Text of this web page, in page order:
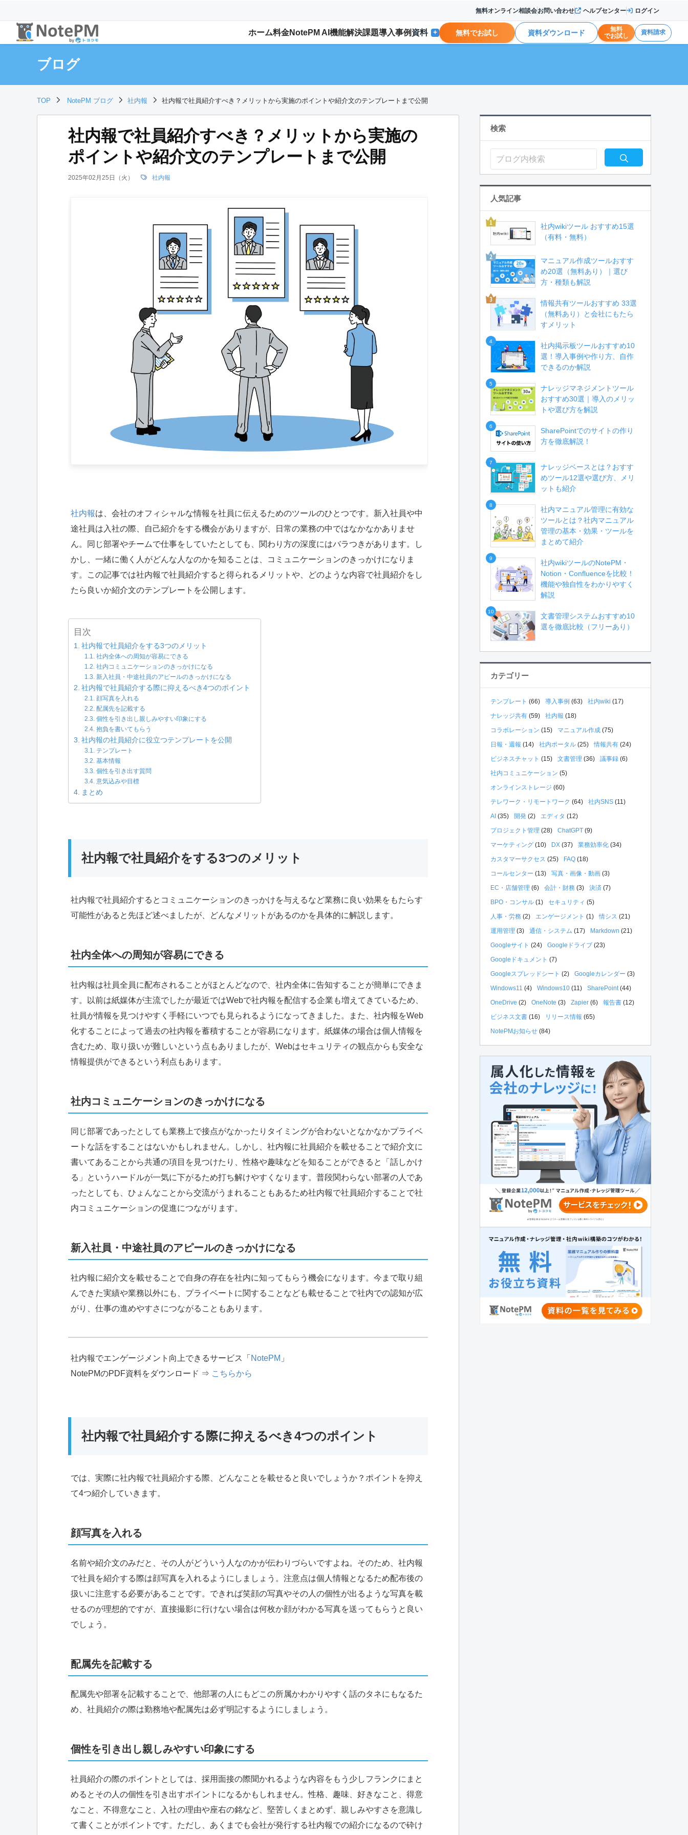
無料オンライン相談会お問い合わせ ヘルプセンター ログイン
ホーム料金NotePM AI 機能解決課題導入事例 資料 + 無料でお試し 資料ダウンロード
無料
でお試し
資料請求
ブログ
TOP NotePM ブログ 社内報 社内報で社員紹介すべき？メリットから実施のポイントや紹介文のテンプレートまで公開
社内報で社員紹介すべき？メリットから実施の
ポイントや紹介文のテンプレートまで公開
2025年02月25日（火） 社内報
社内報は、会社のオフィシャルな情報を社員に伝えるためのツールのひとつです。新入社員や中
途社員は入社の際、自己紹介をする機会がありますが、日常の業務の中ではなかなかありませ
ん。同じ部署やチームで仕事をしていたとしても、関わり方の深度にはバラつきがあります。し
かし、一緒に働く人がどんな人なのかを知ることは、コミュニケーションのきっかけになりま
す。この記事では社内報で社員紹介すると得られるメリットや、どのような内容で社員紹介をし
たら良いか紹介文のテンプレートを公開します。
目次
社内報で社員紹介をする3つのメリット
社内全体への周知が容易にできる
社内コミュニケーションのきっかけになる
新入社員・中途社員のアピールのきっかけになる
社内報で社員紹介する際に抑えるべき4つのポイント
顔写真を入れる
配属先を記載する
個性を引き出し親しみやすい印象にする
抱負を書いてもらう
社内報の社員紹介に役立つテンプレートを公開
テンプレート
基本情報
個性を引き出す質問
意気込みや目標
まとめ
社内報で社員紹介をする3つのメリット
社内報で社員紹介するとコミュニケーションのきっかけを与えるなど業務に良い効果をもたらす
可能性があると先ほど述べましたが、どんなメリットがあるのかを具体的に解説します。
社内全体への周知が容易にできる
社内報は社員全員に配布されることがほとんどなので、社内全体に告知することが簡単にできま
す。以前は紙媒体が主流でしたが最近ではWebで社内報を配信する企業も増えてきているため、
社員が情報を見つけやすく手軽にいつでも見られるようになってきました。また、社内報をWeb
化することによって過去の社内報を蓄積することが容易になります。紙媒体の場合は個人情報を
含むため、取り扱いが難しいという点もありましたが、Webはセキュリティの観点からも安全な
情報提供ができるという利点もあります。
社内コミュニケーションのきっかけになる
同じ部署であったとしても業務上で接点がなかったりタイミングが合わないとなかなかプライベ
ートな話をすることはないかもしれません。しかし、社内報に社員紹介を載せることで紹介文に
書いてあることから共通の項目を見つけたり、性格や趣味などを知ることができると「話しかけ
る」というハードルが一気に下がるため打ち解けやすくなります。普段関わらない部署の人であ
ったとしても、ひょんなことから交流がうまれることもあるため社内報で社員紹介することで社
内コミュニケーションの促進につながります。
新入社員・中途社員のアピールのきっかけになる
社内報に紹介文を載せることで自身の存在を社内に知ってもらう機会になります。今まで取り組
んできた実績や業務以外にも、プライベートに関することなども載せることで社内での認知が広
がり、仕事の進めやすさにつながることもあります。
社内報でエンゲージメント向上できるサービス「 NotePM 」
NotePMのPDF資料をダウンロード ⇒ こちらから
社内報で社員紹介する際に抑えるべき4つのポイント
では、実際に社内報で社員紹介する際、どんなことを載せると良いでしょうか？ポイントを抑え
て4つ紹介していきます。
顔写真を入れる
名前や紹介文のみだと、その人がどういう人なのかが伝わりづらいですよね。そのため、社内報
で社員を紹介する際は顔写真を入れるようにしましょう。注意点は個人情報となるため配布後の
扱いに注意する必要があることです。できれば笑顔の写真やその人の個性が出るような写真を載
せるのが理想的ですが、直接撮影に行けない場合は何枚か顔がわかる写真を送ってもらうと良い
でしょう。
配属先を記載する
配属先や部署を記載することで、他部署の人にもどこの所属かわかりやすく話のタネにもなるた
め、社員紹介の際は勤務地や配属先は必ず明記するようにしましょう。
個性を引き出し親しみやすい印象にする
社員紹介の際のポイントとしては、採用面接の際聞かれるような内容をもう少しフランクにまと
めるとその人の個性を引き出すポイントになるかもしれません。性格、趣味、好きなこと、得意
なこと、不得意なこと、入社の理由や座右の銘など、堅苦しくまとめず、親しみやすさを意識し
て書くことがポイントです。ただし、あくまでも会社が発行する社内報での紹介になるので砕け
検索
人気記事
社内wikiツール おすすめ15選
（有料・無料）
マニュアル作成ツールおすす
め20選（無料あり）｜選び
方・種類も解説
情報共有ツールおすすめ 33選
（無料あり）と会社にもたら
すメリット
4
社内掲示板ツールおすすめ10
選！導入事例や作り方、自作
できるのか解説
5
ナレッジマネジメントツール
おすすめ30選｜導入のメリッ
トや選び方を解説
6
SharePointでのサイトの作り
方を徹底解説！
7
ナレッジベースとは？おすす
めツール12選や選び方、メリ
ットも紹介
8
社内マニュアル管理に有効な
ツールとは？社内マニュアル
管理の基本・効果・ツールを
まとめて紹介
9
社内wikiツールのNotePM・
Notion・Confluenceを比較！
機能や独自性をわかりやすく
解説
10
文書管理システムおすすめ10
選を徹底比較（フリーあり）
カテゴリー
テンプレート (66) 導入事例 (63) 社内wiki (17)
ナレッジ共有 (59) 社内報 (18)
コラボレーション (15) マニュアル作成 (75)
日報・週報 (14) 社内ポータル (25) 情報共有 (24)
ビジネスチャット (15) 文書管理 (36) 議事録 (6)
社内コミュニケーション (5)
オンラインストレージ (60)
テレワーク・リモートワーク (64) 社内SNS (11)
AI (35) 開発 (2) エディタ (12)
プロジェクト管理 (28) ChatGPT (9)
マーケティング (10) DX (37) 業務効率化 (34)
カスタマーサクセス (25) FAQ (18)
コールセンター (13) 写真・画像・動画 (3)
EC・店舗管理 (6) 会計・財務 (3) 決済 (7)
BPO・コンサル (1) セキュリティ (5)
人事・労務 (2) エンゲージメント (1) 情シス (21)
運用管理 (3) 通信・システム (17) Markdown (21)
Googleサイト (24) Googleドライブ (23)
Googleドキュメント (7)
Googleスプレッドシート (2) Googleカレンダー (3)
Windows11 (4) Windows10 (11) SharePoint(44)
OneDrive (2) OneNote (3) Zapier (6) 報告書 (12)
ビジネス文書 (16) リリース情報 (65)
NotePMお知らせ (84)